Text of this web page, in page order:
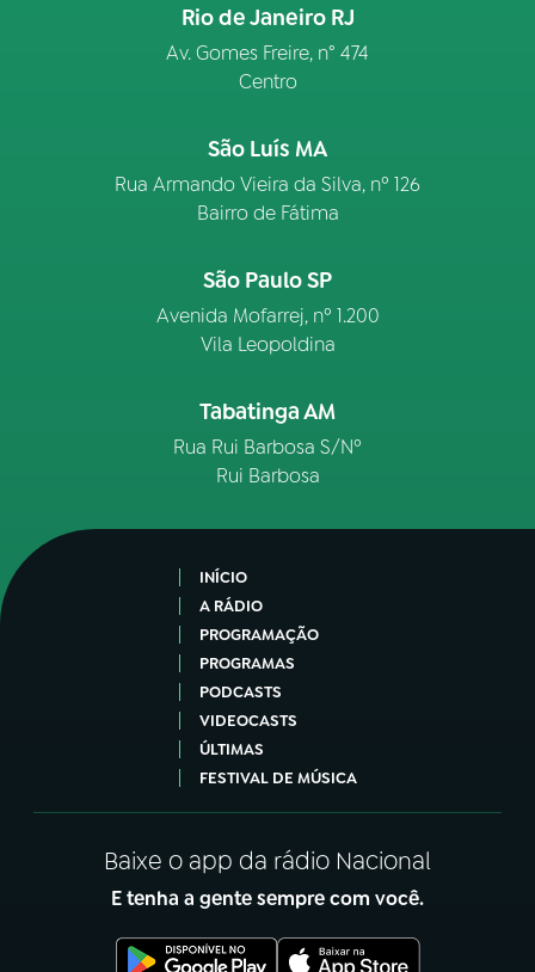
Rio de Janeiro RJ
Av. Gomes Freire, n° 474
Centro
São Luís MA
Rua Armando Vieira da Silva, nº 126
Bairro de Fátima
São Paulo SP
Avenida Mofarrej, nº 1.200
Vila Leopoldina
Tabatinga AM
Rua Rui Barbosa S/Nº
Rui Barbosa
INÍCIO
A RÁDIO
PROGRAMAÇÃO
PROGRAMAS
PODCASTS
VIDEOCASTS
ÚLTIMAS
FESTIVAL DE MÚSICA
Baixe o app da rádio Nacional
E tenha a gente sempre com você.